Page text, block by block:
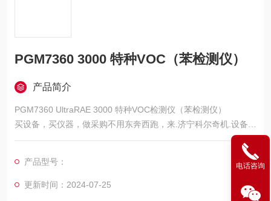
PGM7360 3000 特种VOC（苯检测仪）
产品简介
PGM7360 UltraRAE 3000 特种VOC检测仪（苯检测仪）
买设备，买仪器，做采购不用东奔西跑，来.济宁科尔奇机.设备公
司，这里有您想要的，想看的，满意的产品。
UltraRAE 3000是一款基于3G PID平台的特种有机气体检测的手
持式
产品型号：
更新时间：2024-07-25
电话咨询